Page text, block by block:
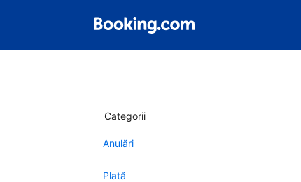
Categorii
Anulări
Plată